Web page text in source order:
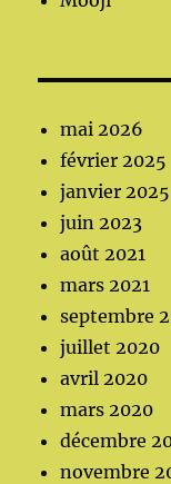
mai 2026
février 2025
janvier 2025
juin 2023
août 2021
mars 2021
septembre
juillet 2020
avril 2020
mars 2020
décembre
novembre